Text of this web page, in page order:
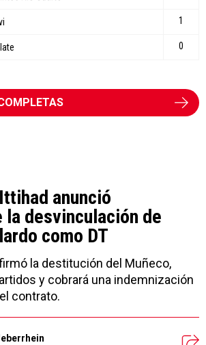
anunció
desvinculación de
como DT
la destitución del Muñeco,
y cobrará una indemnización
contrato.